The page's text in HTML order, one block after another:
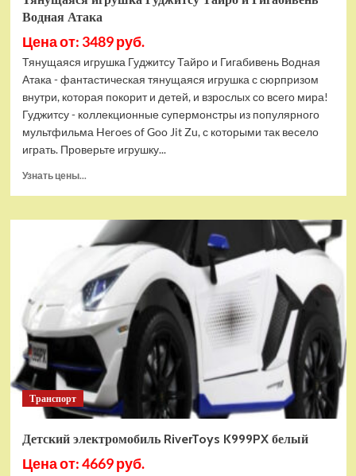
Водная Атака
Цена от: 3489 руб.
Тянущаяся игрушка Гуджитсу Тайро и Гигабивень Водная
Атака - фантастическая тянущаяся игрушка с сюрпризом
внутри, которая покорит и детей, и взрослых со всего мира!
Гуджитсу - коллекционные супермонстры из популярного
мультфильма Heroes of Goo Jit Zu, с которыми так весело
играть. Проверьте игрушку...
Узнать цены...
Тянущаяся
игрушка
Гуджитсу
и
Гигабивень
Водная
Атака
Транспорт
Детский электромобиль RiverToys K999PX белый
Цена от: 4669 руб.